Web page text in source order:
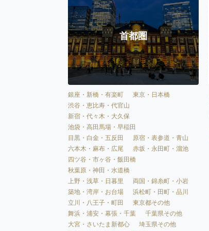
首都圏
銀座・新橋・有楽町
東京・日本橋
渋谷・恵比寿・代官山
新宿・代々木・大久保
池袋・高田馬場・早稲田
目黒・白金・五反田
原宿・表参道・青山
六本木・麻布・広尾
赤坂・永田町・溜池
四ツ谷・市ヶ谷・飯田橋
秋葉原・神田・水道橋
上野・浅草・日暮里
両国・錦糸町・小岩
築地・湾岸・お台場
浜松町・田町・品川
立川・八王子・町田
東京都その他
舞浜・浦安・幕張・千葉
千葉県その他
大宮・さいたま新都心
埼玉県その他